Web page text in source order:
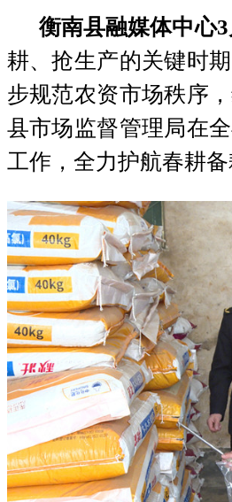
衡南县融媒体中心
耕、抢生产的关键时
步规范农资市场秩序
县市场监督管理局在
工作，全力护航春耕